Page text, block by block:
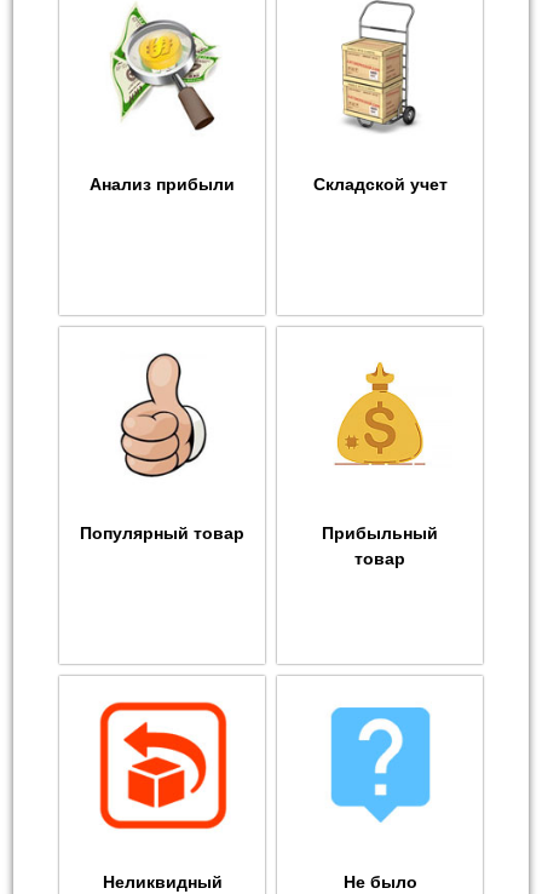
Анализ прибыли Складской учет
Популярный товар
Прибыльный
товар
Неликвидный
Не было